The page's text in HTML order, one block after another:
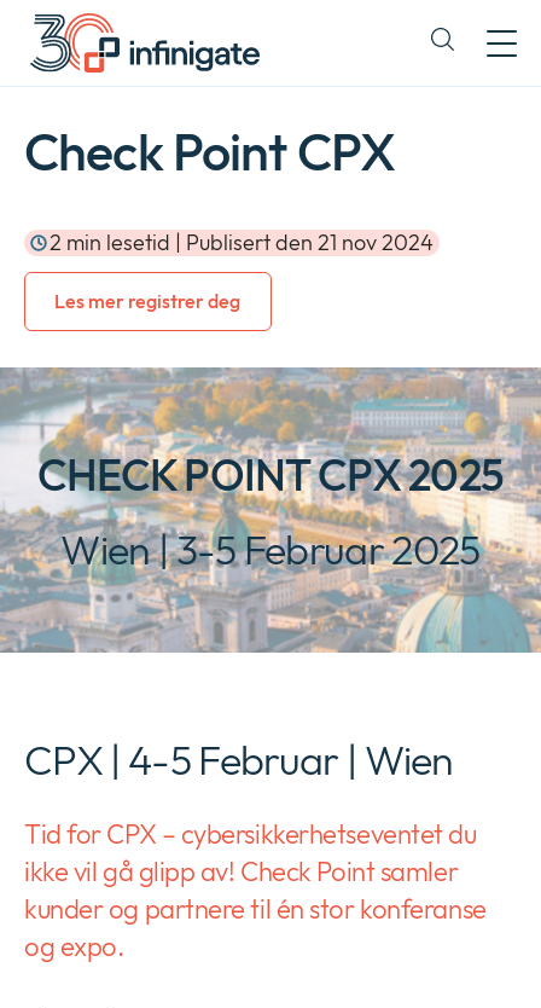
Hopp
innhold
Expand
Company
or
a
menu
Newsroom
or
a
Juridisk
Check Point CPX
2 min lesetid | Publisert den 21 nov 2024
Les mer registrer deg
CHECK POINT CPX 2025
Wien | 3-5 Februar 2025
CPX | 4-5 Februar | Wien
Tid for CPX – cybersikkerhetseventet du
ikke vil gå glipp av! Check Point samler
kunder og partnere til én stor konferanse
og expo.